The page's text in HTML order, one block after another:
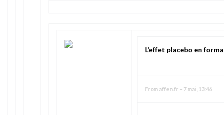
L’effet placebo en
From affen.fr – 7 mai, 13:46